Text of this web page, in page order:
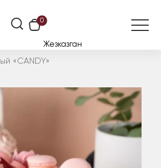
0
Жезказган
«CANDY»